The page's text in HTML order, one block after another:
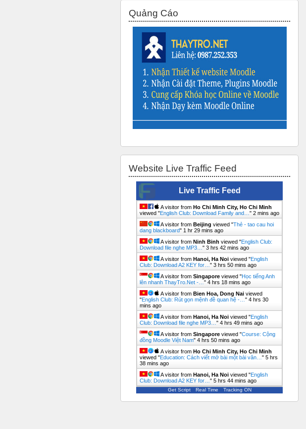
Quảng Cáo
Website Live Traffic Feed
Live Traffic Feed
A visitor from Ho Chi Minh City, Ho Chi Minh
viewed "English Club: Download Family and…" 2 mins ago
A visitor from Beijing viewed "Thẻ - tao cau hoi
dang blackboard" 1 hr 29 mins ago
A visitor from Ninh Binh viewed "English Club:
Download file nghe MP3…" 3 hrs 42 mins ago
A visitor from Hanoi, Ha Noi viewed "English
Club: Download A2 KEY for…" 3 hrs 50 mins ago
A visitor from Singapore viewed "Học tiếng Anh
lên nhanh ThayTro.Net -…" 4 hrs 18 mins ago
A visitor from Bien Hoa, Dong Nai viewed
"English Club: Rút gọn mệnh đề quan hệ -…" 4 hrs 30
mins ago
A visitor from Hanoi, Ha Noi viewed "English
Club: Download file nghe MP3…" 4 hrs 49 mins ago
A visitor from Singapore viewed "Course: Cộng
đồng Moodle Việt Nam" 4 hrs 50 mins ago
A visitor from Ho Chi Minh City, Ho Chi Minh
viewed "Education: Cách viết mở bài một bài văn…" 5 hrs
38 mins ago
A visitor from Hanoi, Ha Noi viewed "English
Club: Download A2 KEY for…" 5 hrs 44 mins ago
Get Script Real Time Tracking ON